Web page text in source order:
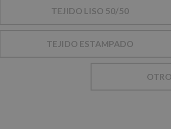
TEJIDO LISO 50/50
TEJIDO ESTAMPADO